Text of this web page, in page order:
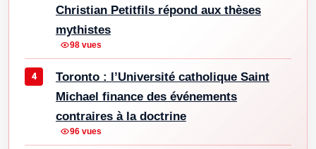
Christian Petitfils répond aux thèses
mythistes
98 vues
Toronto : l’Université catholique Saint
Michael finance des événements
contraires à la doctrine
96 vues